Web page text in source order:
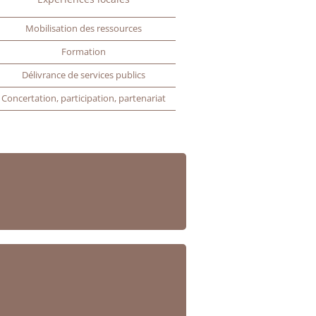
Mobilisation des ressources
Formation
Délivrance de services publics
Concertation, participation, partenariat